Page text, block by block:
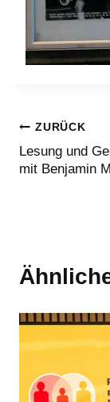
ZURÜCK
Lesung und
mit Benjamin